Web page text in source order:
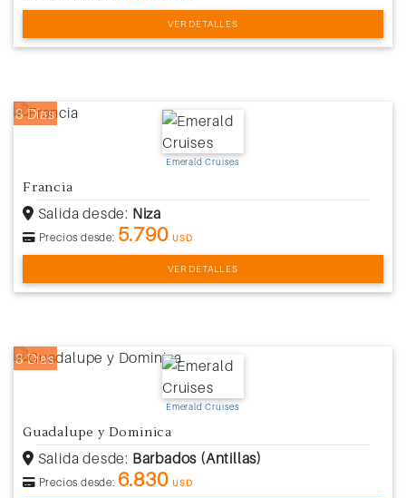
VER DETALLES
8 Días
Emerald Cruises
Francia
Salida desde: Niza
Precios desde: 5.790 USD
VER DETALLES
8 Días
Emerald Cruises
Guadalupe y Dominica
Salida desde: Barbados (Antillas)
Precios desde: 6.830 USD